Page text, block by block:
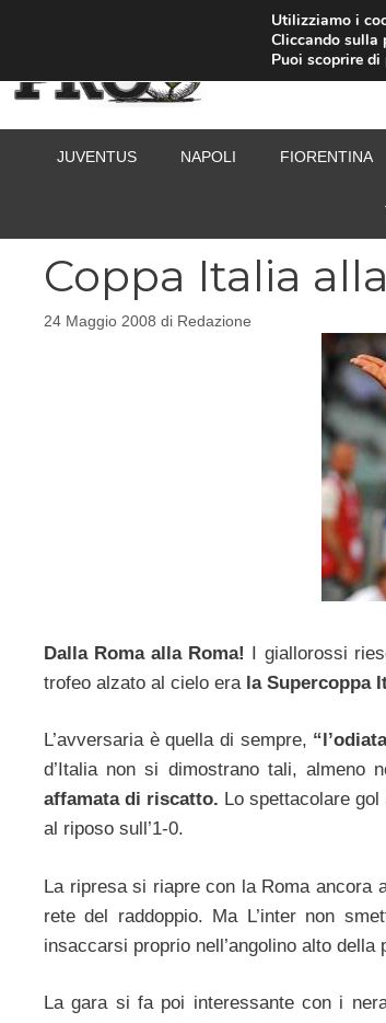
JUVENTUS NAPOLI FIORENTINA
Coppa Italia
24 Maggio 2008 di Redazione
Dalla Roma alla Roma! I giallorossi
trofeo alzato al cielo era la Supercoppa
L’avversaria è quella di sempre,
d’Italia non si dimostrano tali, almeno
affamata di riscatto. Lo spettacolare
al riposo sull’1-0.
La ripresa si riapre con la Roma ancora
rete del raddoppio. Ma L’inter non
insaccarsi proprio nell’angolino alto
La gara si fa poi interessante con i
Utilizziamo i
Cliccando sulla
Puoi scoprire